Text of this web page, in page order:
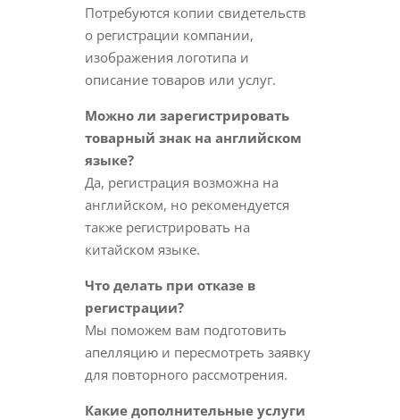
Потребуются копии свидетельств
о регистрации компании,
изображения логотипа и
описание товаров или услуг.
Можно ли зарегистрировать
товарный знак на английском
языке?
Да, регистрация возможна на
английском, но рекомендуется
также регистрировать на
китайском языке.
Что делать при отказе в
регистрации?
Мы поможем вам подготовить
апелляцию и пересмотреть заявку
для повторного рассмотрения.
Какие дополнительные услуги